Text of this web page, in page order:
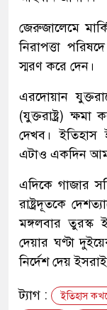
জেরুজালেমে
নিরাপত্তা
স্মরণ করে দেন।
এরদোয়ান
(যুক্তরাষ্ট্র)
দেখব।
এটাও একদিন
এদিকে গাজার
রাষ্ট্রদূতকে
মঙ্গলবার তুরস্ক
দেয়ার ঘণ্টা
নির্দেশ দেয়
ট্যাগ :
ইতিহাস